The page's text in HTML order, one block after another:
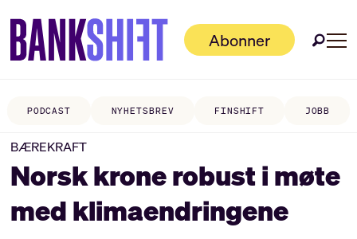
Abonner
PODCAST NYHETSBREV FINSHIFT JOBB
BÆREKRAFT
Norsk krone robust i møte
med klimaendringene